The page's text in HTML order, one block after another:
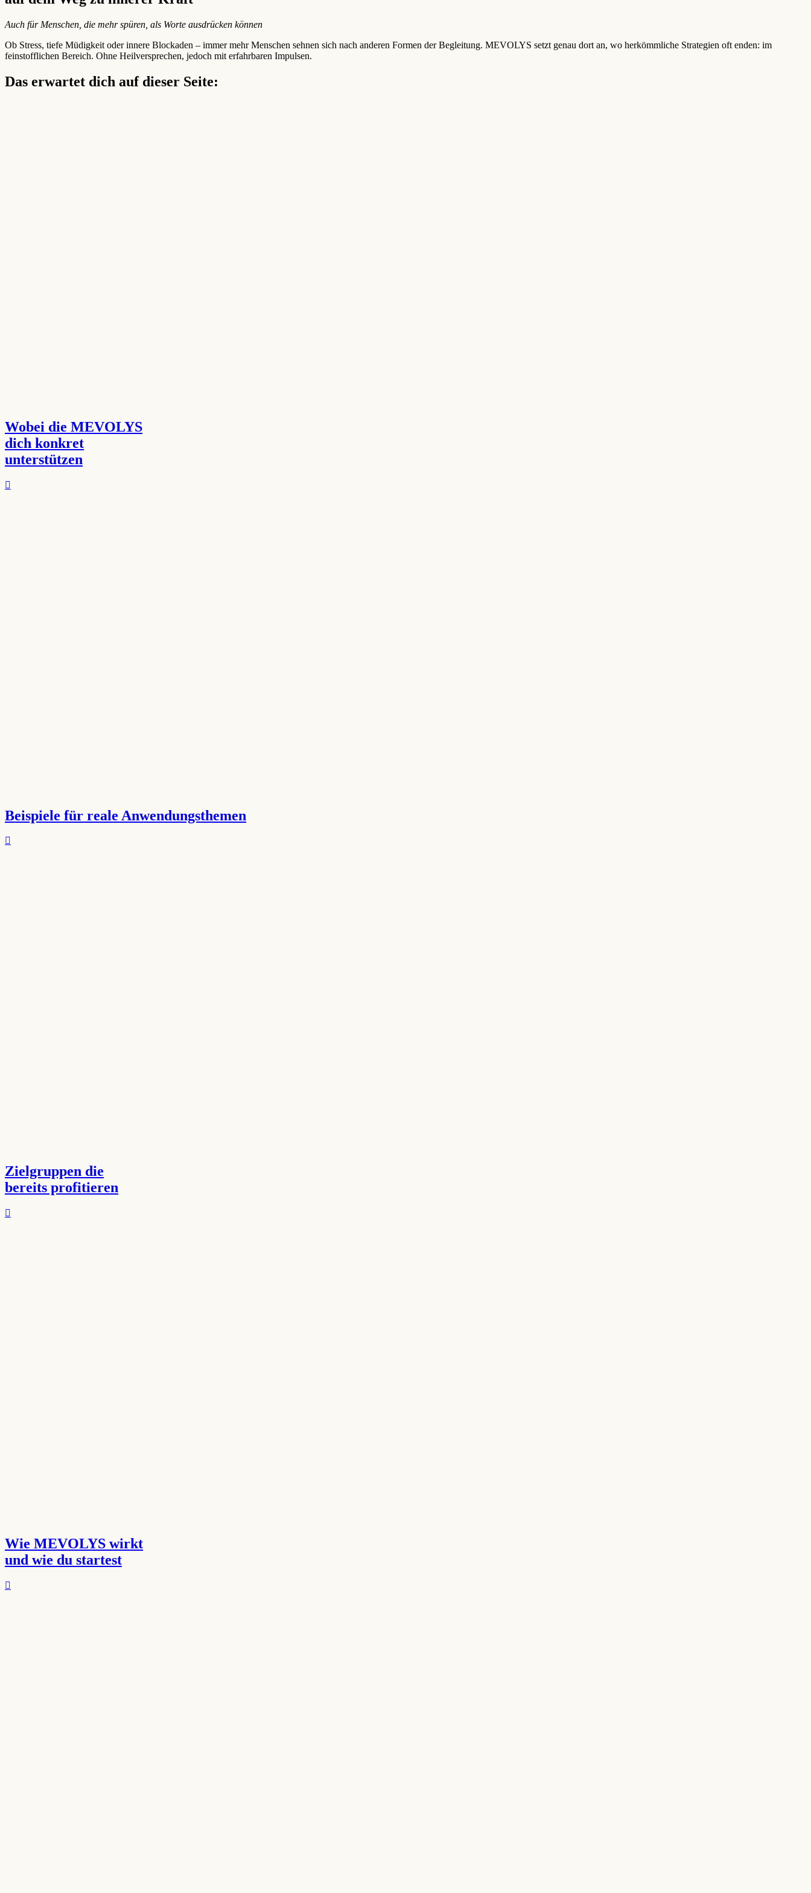
Auch für Menschen, die mehr spüren, als Worte ausdrücken können
Ob Stress, tiefe Müdigkeit oder innere Blockaden – immer mehr Menschen sehnen sich nach anderen Formen der Begleitung. MEVOLYS setzt genau dort an, wo herkömmliche Strategien oft enden: im
feinstofflichen Bereich. Ohne Heilversprechen, jedoch mit erfahrbaren Impulsen.
Das erwartet dich auf dieser Seite:
Wobei die MEVOLYS
dich konkret
unterstützen
Beispiele für reale Anwendungsthemen
Zielgruppen die
bereits profitieren
Wie MEVOLYS wirkt
und wie du startest